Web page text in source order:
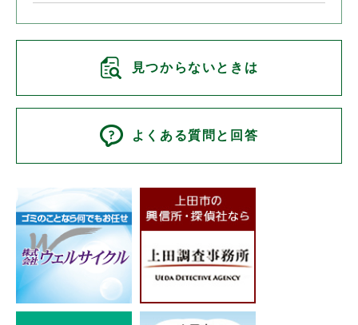
見つからないときは
よくある質問と回答